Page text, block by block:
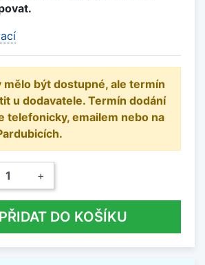
mělo být dostupné, ale termín
u dodavatele. Termín dodání
telefonicky, emailem nebo na
+
PŘIDAT DO KOŠÍKU